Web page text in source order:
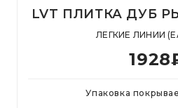
LVT ПЛИТКА ДУБ
ЛЕГКИЕ ЛИНИИ
1928
Упаковка